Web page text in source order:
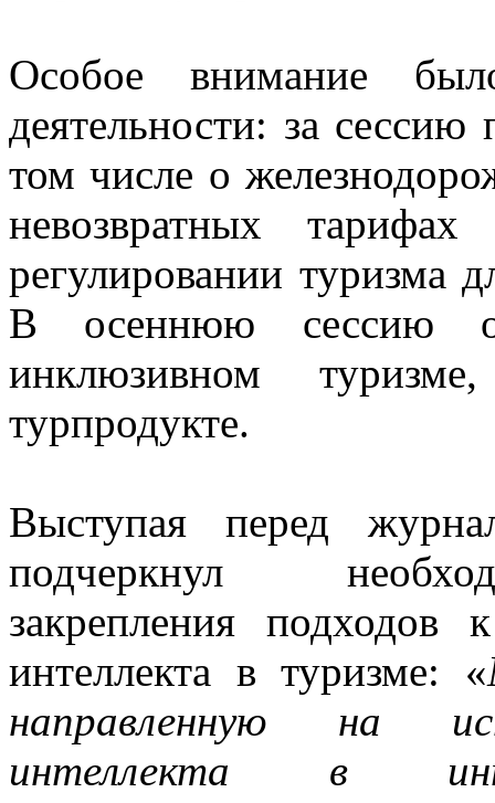
Особое внимание
деятельности: за
том числе о
невозвратных
регулировании туризма
В осеннюю сессию
инклюзивном
турпродукте.
Выступая перед
подчеркнул
закрепления подходов
интеллекта в туризме: «
направленную на
интеллекта в